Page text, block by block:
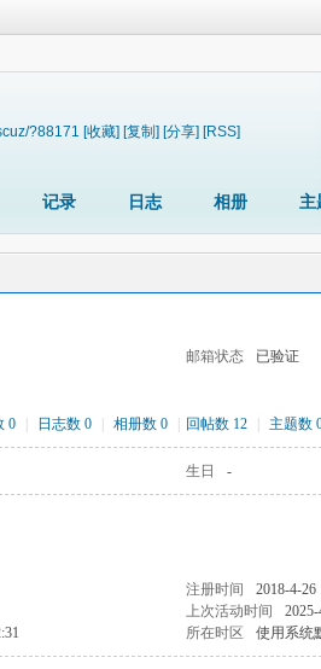
?88171 [收藏] [复制] [分享] [RSS]
记录 日志 相册 主
邮箱状态
已验证
0 日志数 0 相册数 0 回帖数 12 主题数
生日 -
注册时间
2018-4-26
上次活动时间
所在时区 使用系统